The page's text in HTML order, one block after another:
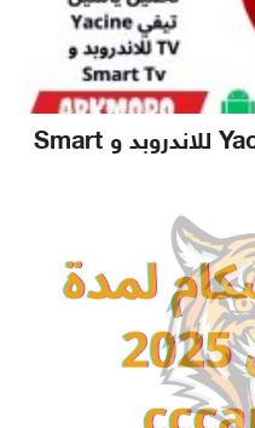
تحميل ياسين تيفي Yacine TV للاندروبد و Smart